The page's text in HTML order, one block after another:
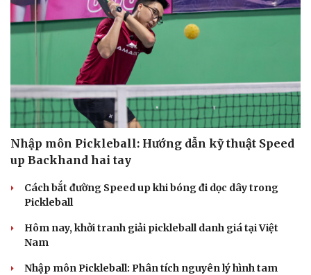
Nhập môn Pickleball: Hướng dẫn kỹ thuật Speed
up Backhand hai tay
Cách bắt đường Speed up khi bóng đi dọc dây trong
Pickleball
Hôm nay, khởi tranh giải pickleball danh giá tại Việt
Nam
Nhập môn Pickleball: Phân tích nguyên lý hình tam